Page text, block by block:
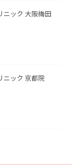
ニック 大阪梅田
ニック 京都院